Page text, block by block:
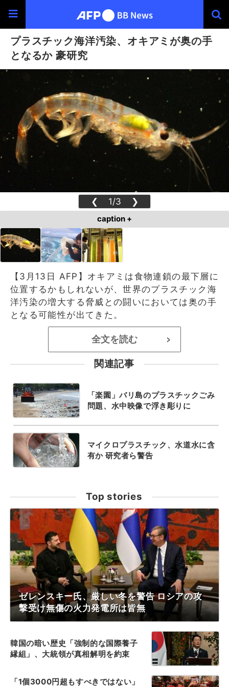
プラスチック海洋汚染、オキアミが奥の手
となるか 豪研究
❮ 1/3 ❯
caption +
【3月13日 AFP】オキアミは食物連鎖の最下層に
位置するかもしれないが、世界のプラスチック海
洋汚染の増大する脅威との闘いにおいては奥の手
となる可能性が出てきた。
全文を読む >
関連記事
「楽園」バリ島のプラスチックごみ
問題、水中映像で浮き彫りに
マイクロプラスチック、水道水に含
有か 研究者ら警告
Top stories
ゼレンスキー氏、厳しい冬を警告 ロシアの攻
撃受け無傷の火力発電所は皆無
韓国の暗い歴史「強制的な国際養子
縁組」、大統領が真相解明を約束
「1個3000円超もすべきではない」